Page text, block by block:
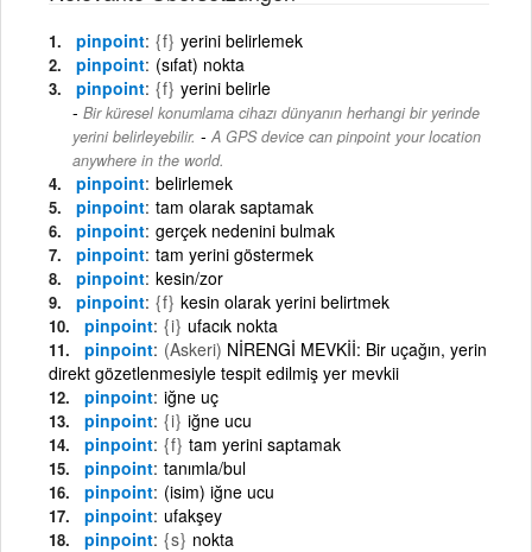
pinpoint {f} yerini belirlemek
pinpoint (sıfat) nokta
pinpoint {f} yerini belirle
Bir küresel konumlama cihazı dünyanın herhangi bir yerinde
yerini belirleyebilir. - A GPS device can pinpoint your location
anywhere in the world.
pinpoint belirlemek
pinpoint tam olarak saptamak
pinpoint gerçek nedenini bulmak
pinpoint tam yerini göstermek
pinpoint kesin/zor
pinpoint {f} kesin olarak yerini belirtmek
pinpoint {i} ufacık nokta
pinpoint (Askeri) NİRENGİ MEVKİİ: Bir uçağın, yerin
direkt gözetlenmesiyle tespit edilmiş yer mevkii
pinpoint iğne uç
pinpoint {i} iğne ucu
pinpoint {f} tam yerini saptamak
pinpoint tanımla/bul
pinpoint (isim) iğne ucu
pinpoint ufakşey
pinpoint {s} nokta